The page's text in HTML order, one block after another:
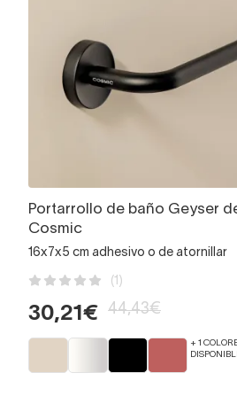
Portarrollo de baño Geyser
Cosmic
16x7x5 cm adhesivo o de atornillar
(1)
30,21€ 44,43€
+ 1